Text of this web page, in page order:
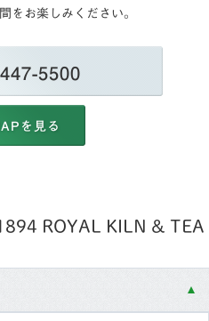
をお楽しみください。
5500
を見る
ROYAL KILN & TEA